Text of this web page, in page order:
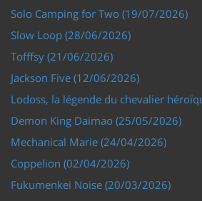
Solo Camping for Two (19/07/2026)
Slow Loop (28/06/2026)
Tofffsy (21/06/2026)
Jackson Five (12/06/2026)
Lodoss, la légende du chevalier
Demon King Daimao (25/05/2026)
Mechanical Marie (24/04/2026)
Coppelion (02/04/2026)
Fukumenkei Noise (20/03/2026)